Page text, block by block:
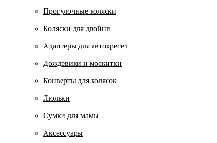
Прогулочные коляски
Коляски для двойни
Адаптеры для автокресел
Дождевики и москитки
Конверты для колясок
Люльки
Сумки для мамы
Аксессуары